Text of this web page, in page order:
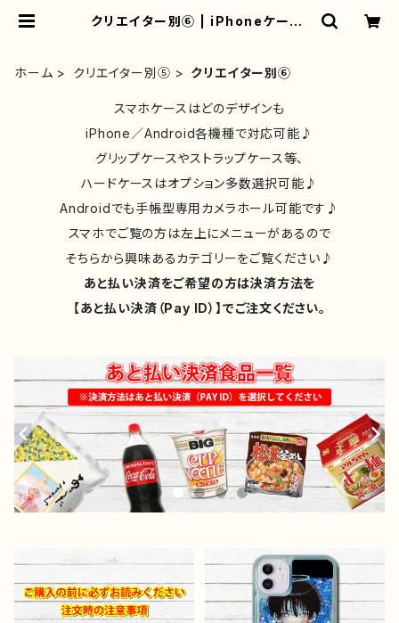
クリエイター別⑥ | iPhoneケース/
販｜雑貨屋アリうさ
ホーム クリエイター別⑤ クリエイター別⑥
スマホケースはどのデザインも
iPhone／Android各機種で対応可能♪
グリップケースやストラップケース等、
ハードケースはオプション多数選択可能♪
Androidでも手帳型専用カメラホール可能です♪
スマホでご覧の方は左上にメニューがあるので
そちらから興味あるカテゴリーをご覧ください♪
あと払い決済をご希望の方は決済方法を
【あと払い決済（Pay ID）】でご注文ください。